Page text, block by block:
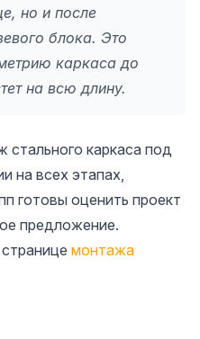
но и после
блока. Это
каркаса до
на всю длину.
стального каркаса под
на всех этапах,
готовы оценить проект
предложение.
монтажа